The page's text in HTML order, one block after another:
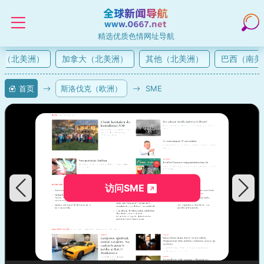
精选优质色情网址导航
北美洲） 加拿大（北美洲） 其他（北美洲） 巴西（南美
首页 斯洛伐克（欧洲） SME
访问SME